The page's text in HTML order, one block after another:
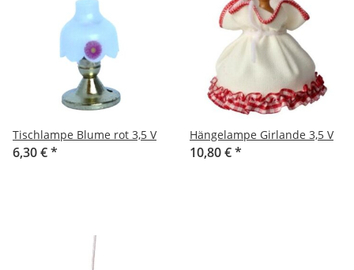
Tischlampe Blume rot 3,5 V
6,30 €*
Hängelampe Girlande 3,5 V
10,80 €*